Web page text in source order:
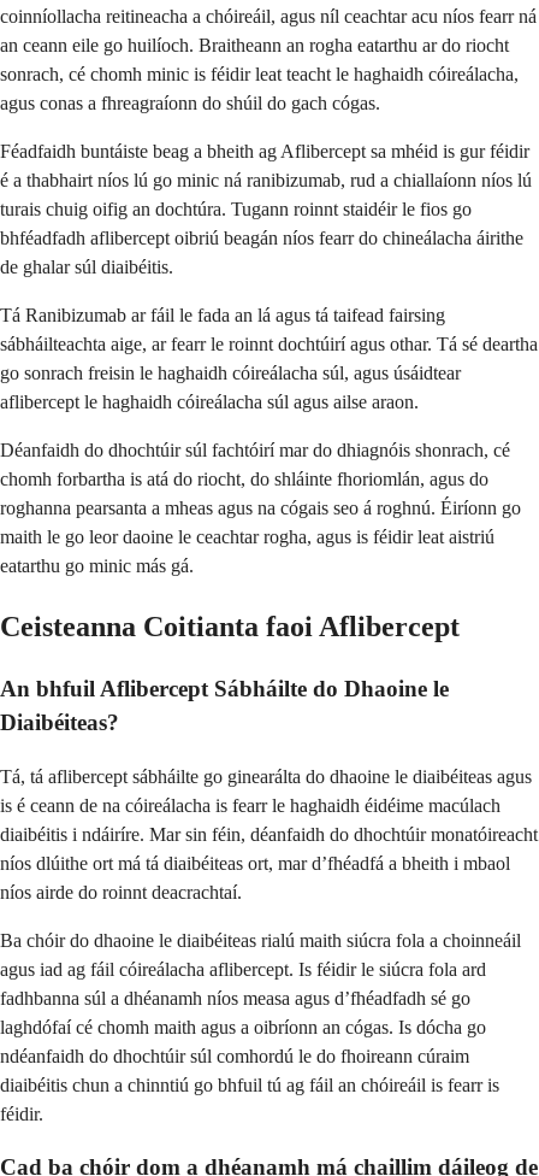
coinníollacha reitineacha a chóireáil, agus níl ceachtar acu níos fearr ná
an ceann eile go huilíoch. Braitheann an rogha eatarthu ar do riocht
sonrach, cé chomh minic is féidir leat teacht le haghaidh cóireálacha,
agus conas a fhreagraíonn do shúil do gach cógas.
Féadfaidh buntáiste beag a bheith ag Aflibercept sa mhéid is gur féidir
é a thabhairt níos lú go minic ná ranibizumab, rud a chiallaíonn níos lú
turais chuig oifig an dochtúra. Tugann roinnt staidéir le fios go
bhféadfadh aflibercept oibriú beagán níos fearr do chineálacha áirithe
de ghalar súl diaibéitis.
Tá Ranibizumab ar fáil le fada an lá agus tá taifead fairsing
sábháilteachta aige, ar fearr le roinnt dochtúirí agus othar. Tá sé deartha
go sonrach freisin le haghaidh cóireálacha súl, agus úsáidtear
aflibercept le haghaidh cóireálacha súl agus ailse araon.
Déanfaidh do dhochtúir súl fachtóirí mar do dhiagnóis shonrach, cé
chomh forbartha is atá do riocht, do shláinte fhoriomlán, agus do
roghanna pearsanta a mheas agus na cógais seo á roghnú. Éiríonn go
maith le go leor daoine le ceachtar rogha, agus is féidir leat aistriú
eatarthu go minic más gá.
Ceisteanna Coitianta faoi Aflibercept
An bhfuil Aflibercept Sábháilte do Dhaoine le
Diaibéiteas?
Tá, tá aflibercept sábháilte go ginearálta do dhaoine le diaibéiteas agus
is é ceann de na cóireálacha is fearr le haghaidh éidéime macúlach
diaibéitis i ndáiríre. Mar sin féin, déanfaidh do dhochtúir monatóireacht
níos dlúithe ort má tá diaibéiteas ort, mar d’fhéadfá a bheith i mbaol
níos airde do roinnt deacrachtaí.
Ba chóir do dhaoine le diaibéiteas rialú maith siúcra fola a choinneáil
agus iad ag fáil cóireálacha aflibercept. Is féidir le siúcra fola ard
fadhbanna súl a dhéanamh níos measa agus d’fhéadfadh sé go
laghdófaí cé chomh maith agus a oibríonn an cógas. Is dócha go
ndéanfaidh do dhochtúir súl comhordú le do fhoireann cúraim
diaibéitis chun a chinntiú go bhfuil tú ag fáil an chóireáil is fearr is
féidir.
Cad ba chóir dom a dhéanamh má chaillim dáileog de